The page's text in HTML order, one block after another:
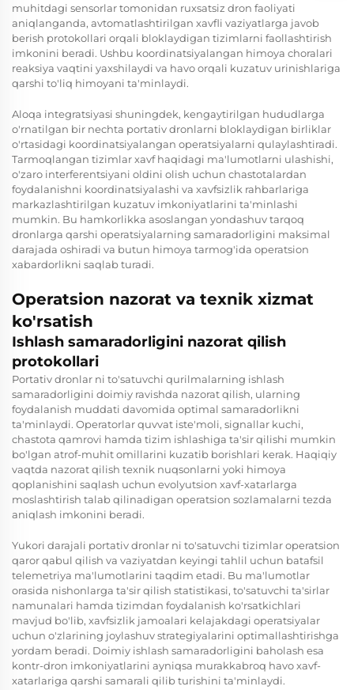
muhitdagi sensorlar tomonidan ruxsatsiz dron faoliyati
aniqlanganda, avtomatlashtirilgan xavfli vaziyatlarga javob
berish protokollari orqali bloklaydigan tizimlarni faollashtirish
imkonini beradi. Ushbu koordinatsiyalangan himoya choralari
reaksiya vaqtini yaxshilaydi va havo orqali kuzatuv urinishlariga
qarshi to'liq himoyani ta'minlaydi.
Aloqa integratsiyasi shuningdek, kengaytirilgan hududlarga
o'rnatilgan bir nechta portativ dronlarni bloklaydigan birliklar
o'rtasidagi koordinatsiyalangan operatsiyalarni qulaylashtiradi.
Tarmoqlangan tizimlar xavf haqidagi ma'lumotlarni ulashishi,
o'zaro interferentsiyani oldini olish uchun chastotalardan
foydalanishni koordinatsiyalashi va xavfsizlik rahbarlariga
markazlashtirilgan kuzatuv imkoniyatlarini ta'minlashi
mumkin. Bu hamkorlikka asoslangan yondashuv tarqoq
dronlarga qarshi operatsiyalarning samaradorligini maksimal
darajada oshiradi va butun himoya tarmog'ida operatsion
xabardorlikni saqlab turadi.
Operatsion nazorat va texnik xizmat
ko'rsatish
Ishlash samaradorligini nazorat qilish
protokollari
Portativ dronlar ni to'satuvchi qurilmalarning ishlash
samaradorligini doimiy ravishda nazorat qilish, ularning
foydalanish muddati davomida optimal samaradorlikni
ta'minlaydi. Operatorlar quvvat iste'moli, signallar kuchi,
chastota qamrovi hamda tizim ishlashiga ta'sir qilishi mumkin
bo'lgan atrof-muhit omillarini kuzatib borishlari kerak. Haqiqiy
vaqtda nazorat qilish texnik nuqsonlarni yoki himoya
qoplanishini saqlash uchun evolyutsion xavf-xatarlarga
moslashtirish talab qilinadigan operatsion sozlamalarni tezda
aniqlash imkonini beradi.
Yukori darajali portativ dronlar ni to'satuvchi tizimlar operatsion
qaror qabul qilish va vaziyatdan keyingi tahlil uchun batafsil
telemetriya ma'lumotlarini taqdim etadi. Bu ma'lumotlar
orasida nishonlarga ta'sir qilish statistikasi, to'satuvchi ta'sirlar
namunalari hamda tizimdan foydalanish ko'rsatkichlari
mavjud bo'lib, xavfsizlik jamoalari kelajakdagi operatsiyalar
uchun o'zlarining joylashuv strategiyalarini optimallashtirishga
yordam beradi. Doimiy ishlash samaradorligini baholash esa
kontr-dron imkoniyatlarini ayniqsa murakkabroq havo xavf-
xatarlariga qarshi samarali qilib turishini ta'minlaydi.